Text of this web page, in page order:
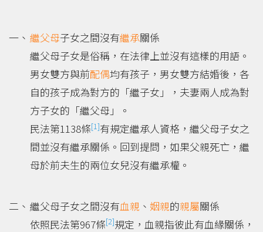
繼父母子女之間沒有繼承關係
繼父母子女是俗稱，在法律上並沒有這樣的用語。
男女雙方與前配偶均有孩子，男女雙方結婚後，各
自的孩子成為對方的「繼子女」，夫妻兩人成為對
方子女的「繼父母」。
民法第1138條[1]有規定繼承人資格，繼父母子女之
間並沒有繼承關係。回到提問，如果父親死亡，繼
母於前夫生的兩位女兒沒有繼承權。
繼父母子女之間沒有血親 、 姻親的親屬關係
依照民法第967條[2]規定，血親指彼此有血緣關係，